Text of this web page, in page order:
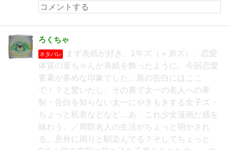
ろくちゃ
ネタバレ
まず表紙が好き。1年ズ（＋弟ズ）。恋愛
体質の菫ちゃんが表紙を飾ったように、今回恋愛
要素が多めな印象でした。新の告白にはここ
で！？と驚いたし、その裏で太一の名人への牽
制・告白を知らない太一にやきもきする女子ズ・
ちょっと机君などなど…あ、これ少女漫画だ感を
味わう。／周防名人の生活がちょっと明かされ
る。意外に周りと馴染んでる？そしてちょっと